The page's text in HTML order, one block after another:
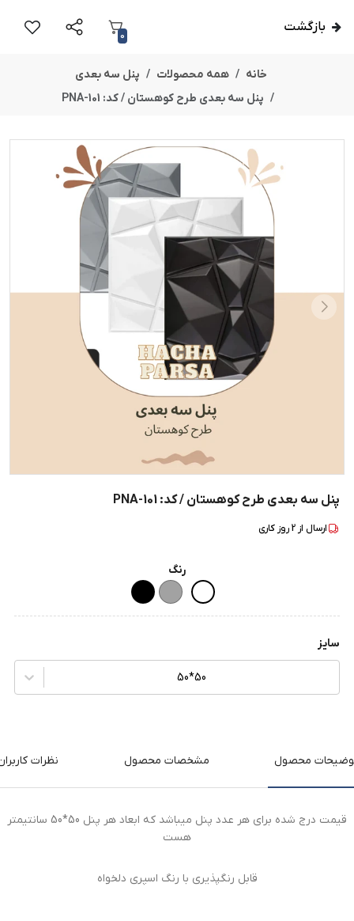
بازگشت
0
خانه همه محصولات
پنل سه بعدی
پنل سه بعدی طرح کوهستان / کد: PNA-101
پنل سه بعدی طرح کوهستان / کد: PNA-101
ارسال از 2روز کاری
رنگ
سایز
50*50
محصول مشخصات محصول نظرات
قیمت درج شده برای هر عدد پنل میباشد که ابعاد هر پنل 50*50 سانتیمتر
هست
قابل رنگپذیری با رنگ اسپری دلخواه